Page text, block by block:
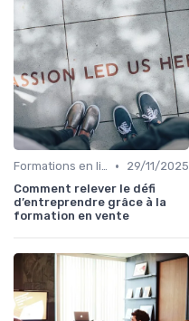
Formations en ligne •
29/11/2025
Comment relever le défi
d’entreprendre grâce à la
formation en vente